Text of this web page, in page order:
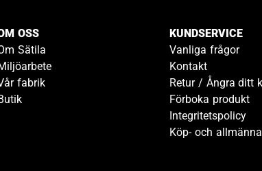
OSS
Sätila
fabrik
KUNDSERVICE
Vanliga frågor
Kontakt
Retur / Ångra ditt
Förboka produkt
Integritetspolicy
Köp- och